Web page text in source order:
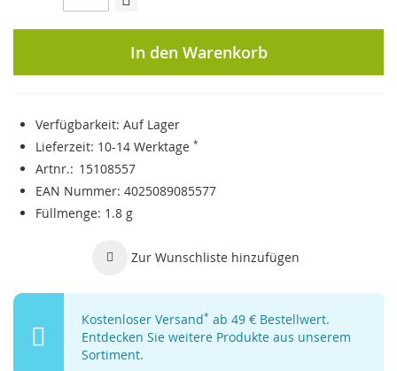
In den Warenkorb
Verfügbarkeit: Auf Lager
Lieferzeit: 10-14 Werktage *
Artnr.
15108557
EAN Nummer 4025089085577
Füllmenge 1.8 g
Zur Wunschliste hinzufügen
Kostenloser Versand* ab 49 € Bestellwert.
Entdecken Sie weitere Produkte aus unserem
Sortiment.